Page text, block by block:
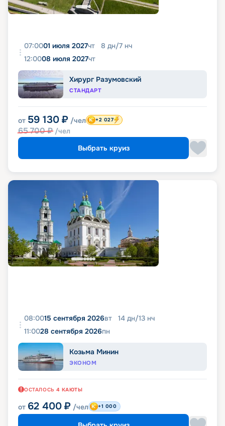
07:0001 июля 2027чт 8 дн/7 нч
12:0008 июля 2027чт
Хирург Разумовский
СТАНДАРТ
от 59 130 ₽ /чел
65 700₽ /чел
+2 027
Выбрать круиз
08:0015 сентября 2026вт 14 дн/13 нч
11:0028 сентября 2026пн
Козьма Минин
ЭКОНОМ
ОСТАЛОСЬ 4 КАЮТЫ
от 62 400 ₽ /чел +1 000